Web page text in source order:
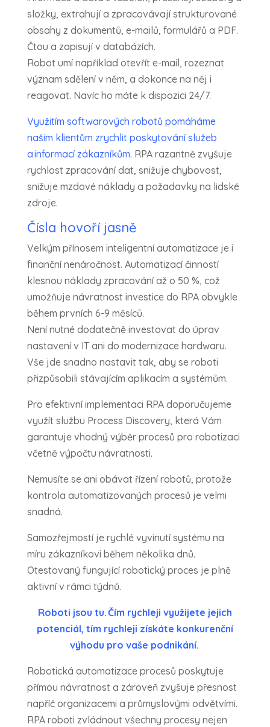
složky, extrahují a zpracovávají strukturované
obsahy z dokumentů, e-mailů, formulářů a PDF.
Čtou a zapisují v databázích.
Robot umí například otevřít e-mail, rozeznat
význam sdělení v něm, a dokonce na něj i
reagovat. Navíc ho máte k dispozici 24/7.
Využitím softwarových robotů pomáháme
našim klientům zrychlit poskytování služeb
a informací zákazníkům. RPA razantně zvyšuje
rychlost zpracování dat, snižuje chybovost,
snižuje mzdové náklady a požadavky na lidské
zdroje.
Čísla hovoří jasně
Velkým přínosem inteligentní automatizace je i
finanční nenáročnost. Automatizací činností
klesnou náklady zpracování až o 50 %, což
umožňuje návratnost investice do RPA obvykle
během prvních 6-9 měsíců.
Není nutné dodatečně investovat do úprav
nastavení v IT ani do modernizace hardwaru.
Vše jde snadno nastavit tak, aby se roboti
přizpůsobili stávajícím aplikacím a systémům.
Pro efektivní implementaci RPA doporučujeme
využít službu Process Discovery, která Vám
garantuje vhodný výběr procesů pro robotizaci
včetně výpočtu návratnosti.
Nemusíte se ani obávat řízení robotů, protože
kontrola automatizovaných procesů je velmi
snadná.
Samozřejmostí je rychlé vyvinutí systému na
míru zákazníkovi během několika dnů.
Otestovaný fungující robotický proces je plně
aktivní v rámci týdnů.
Roboti jsou tu. Čím rychleji využijete jejich
potenciál, tím rychleji získáte konkurenční
výhodu pro vaše podnikání.
Robotická automatizace procesů poskytuje
přímou návratnost a zároveň zvyšuje přesnost
napříč organizacemi a průmyslovými odvětvími.
RPA roboti zvládnout všechny procesy nejen